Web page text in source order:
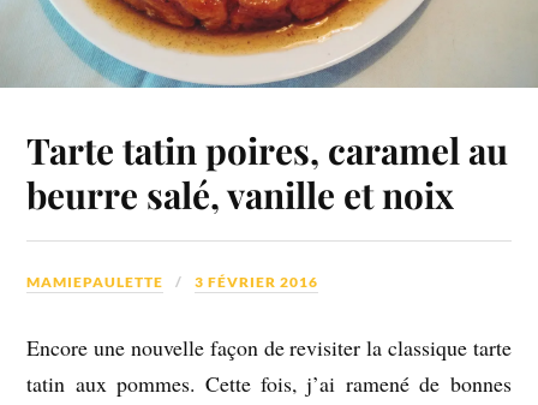
Tarte tatin poires, caramel au
beurre salé, vanille et noix
MAMIEPAULETTE 3 FÉVRIER 2016
Encore une nouvelle façon de revisiter la classique tarte
tatin aux pommes. Cette fois, j’ai ramené de bonnes